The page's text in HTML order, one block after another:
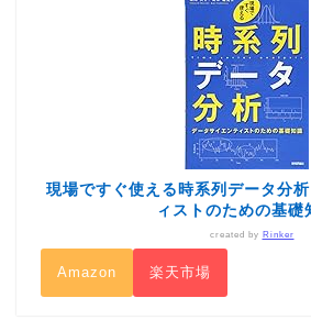
現場ですぐ使える時系列データ分
ィストのための基礎
created by Rinker
Amazon 楽天市場